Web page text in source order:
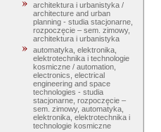
architektura i urbanistyka /
architecture and urban
planning - studia stacjonarne,
rozpoczęcie – sem. zimowy,
architektura i urbanistyka
automatyka, elektronika,
elektrotechnika i technologie
kosmiczne / automation,
electronics, electrical
engineering and space
technologies - studia
stacjonarne, rozpoczęcie –
sem. zimowy, automatyka,
elektronika, elektrotechnika i
technologie kosmiczne